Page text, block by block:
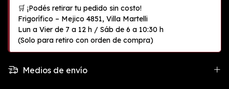
Medios de envío